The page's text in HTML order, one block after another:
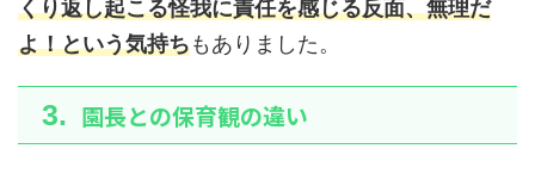
くり返し起こる怪我に責任を感じる反面、無理だ
よ！という気持ちもありました。
園長との保育観の違い